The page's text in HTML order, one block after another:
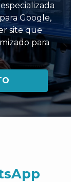
Google,
site que
para